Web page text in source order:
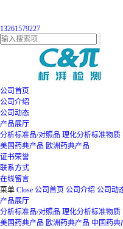
13261579227
公司首页
公司介绍
公司动态
产品展厅
分析标准品/对照品 理化分析标准物质
美国药典产品 欧洲药典产品
证书荣誉
联系方式
在线留言
菜单 Close 公司首页 公司介绍 公司动
产品展厅
分析标准品/对照品 理化分析标准物质
美国药典产品 欧洲药典产品 中国药典